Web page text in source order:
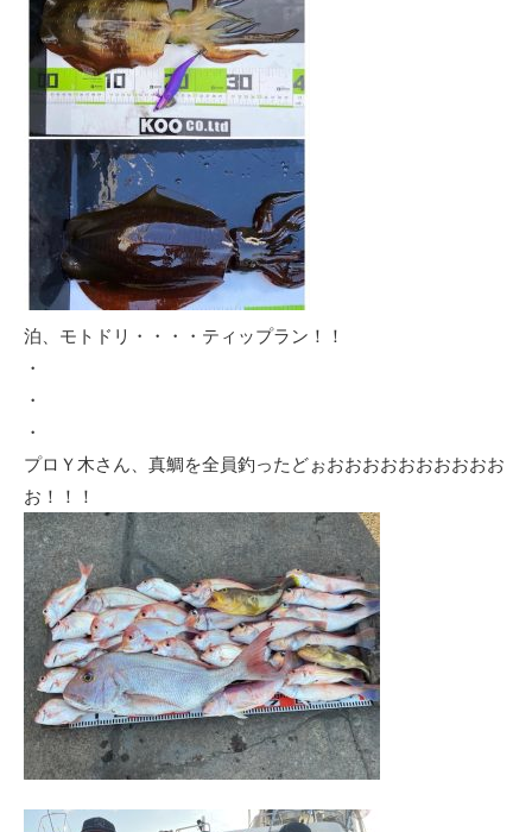
泊、モトドリ・・・・ティップラン！！
・
・
・
プロＹ木さん、真鯛を全員釣ったどぉおおおおおおおおおお
お！！！